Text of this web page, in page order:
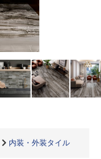
内装・外装タイル